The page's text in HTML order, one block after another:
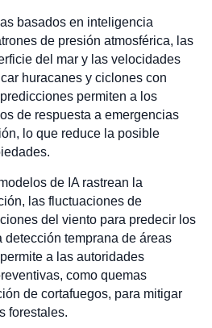
basados en inteligencia
de presión atmosférica, las
del mar y las velocidades
huracanes y ciclones con
permiten a los
de respuesta a emergencias
lo que reduce la posible
de IA rastrean la
las fluctuaciones de
del viento para predecir los
detección temprana de áreas
a las autoridades
como quemas
de cortafuegos, para mitigar
forestales.